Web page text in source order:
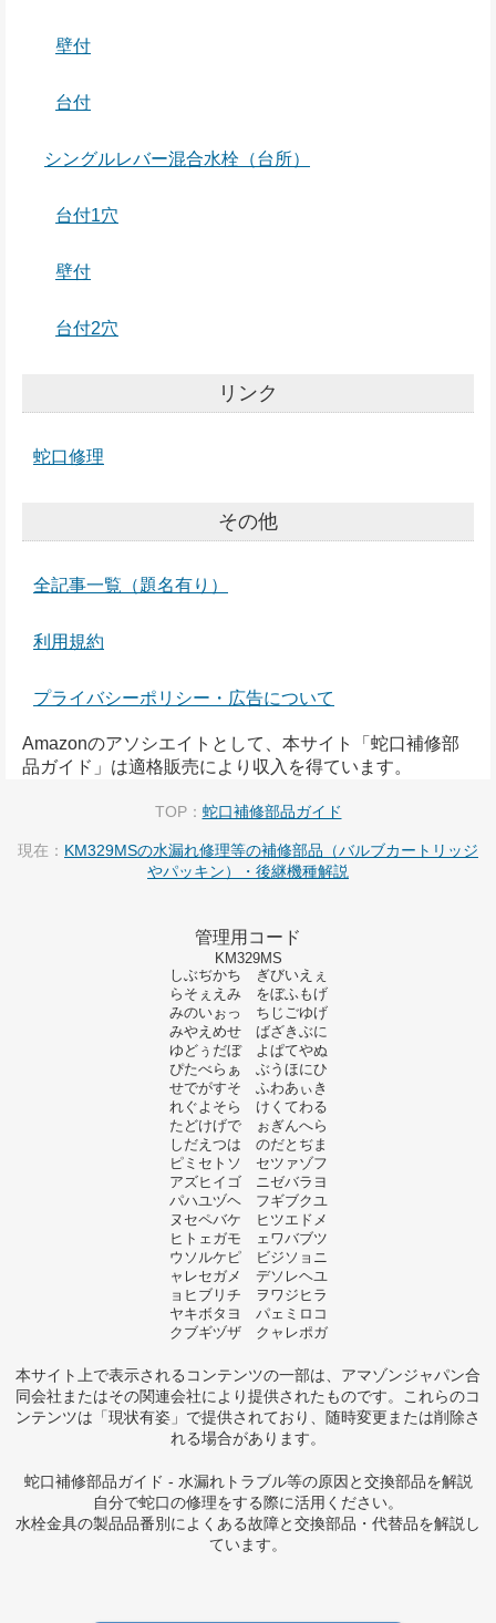
壁付
台付
シングルレバー混合水栓（台所）
台付1穴
壁付
台付2穴
リンク
蛇口修理
その他
全記事一覧（題名有り）
利用規約
プライバシーポリシー・広告について
Amazonのアソシエイトとして、本サイト「蛇口補修部
品ガイド」は適格販売により収入を得ています。
TOP： 蛇口補修部品ガイド
現在： KM329MSの水漏れ修理等の補修部品（バルブカートリッジ
やパッキン）・後継機種解説
管理用コード
KM329MS
しぶぢかち ぎびいえぇ
らそぇえみ をぼふもげ
みのいぉっ ちじごゆげ
みやえめせ ばざきぶに
ゆどぅだぼ よぱてやぬ
ぴたべらぁ ぶうほにひ
せでがすそ ふわあぃき
れぐよそら けくてわる
たどけげで ぉぎんへら
しだえつは のだとぢま
ピミセトソ セツァゾフ
アズヒイゴ ニゼバラヨ
パハユヅヘ フギブクユ
ヌセペバケ ヒツエドメ
ヒトェガモ ェワバブツ
ウソルケピ ビジソョニ
ャレセガメ デソレヘユ
ョヒブリチ ヲワジヒラ
ヤキボタヨ パェミロコ
クブギヅザ クャレポガ
本サイト上で表示されるコンテンツの一部は、アマゾンジャパン合
同会社またはその関連会社により提供されたものです。これらのコ
ンテンツは「現状有姿」で提供されており、随時変更または削除さ
れる場合があります。
蛇口補修部品ガイド - 水漏れトラブル等の原因と交換部品を解説
自分で蛇口の修理をする際に活用ください。
水栓金具の製品品番別によくある故障と交換部品・代替品を解説し
ています。